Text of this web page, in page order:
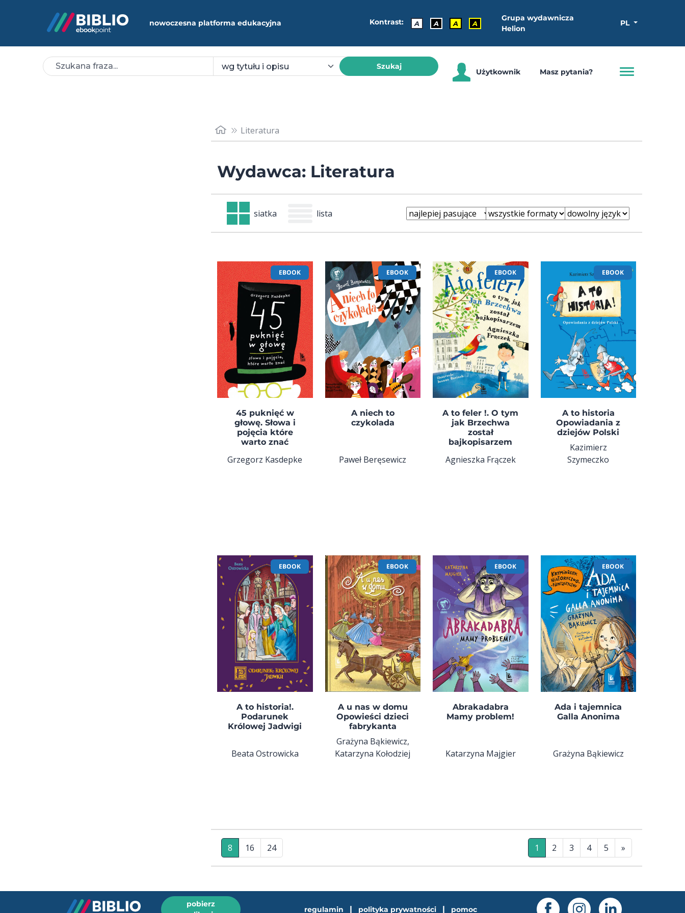
nowoczesna platforma edukacyjna Kontrast: A A A A
Grupa wydawnicza
Helion
PL
Szukaj
Użytkownik Masz pytania?
Literatura
Wydawca: Literatura
siatka lista
EBOOK
45 puknięć w
głowę. Słowa i
pojęcia które
warto znać
Grzegorz Kasdepke
EBOOK
A niech to
czykolada
Paweł Beręsewicz
EBOOK
A to feler !. O tym
jak Brzechwa
został
bajkopisarzem
Agnieszka Frączek
EBOOK
A to historia
Opowiadania z
dziejów Polski
Kazimierz
Szymeczko
EBOOK
A to historia!.
Podarunek
Królowej Jadwigi
Beata Ostrowicka
EBOOK
A u nas w domu
Opowieści dzieci
fabrykanta
Grażyna Bąkiewicz,
Katarzyna Kołodziej
EBOOK
Abrakadabra
Mamy problem!
Katarzyna Majgier
EBOOK
Ada i tajemnica
Galla Anonima
Grażyna Bąkiewicz
8 16 24 1 2 3 4 5 »
pobierz
regulamin | polityka prywatności | pomoc